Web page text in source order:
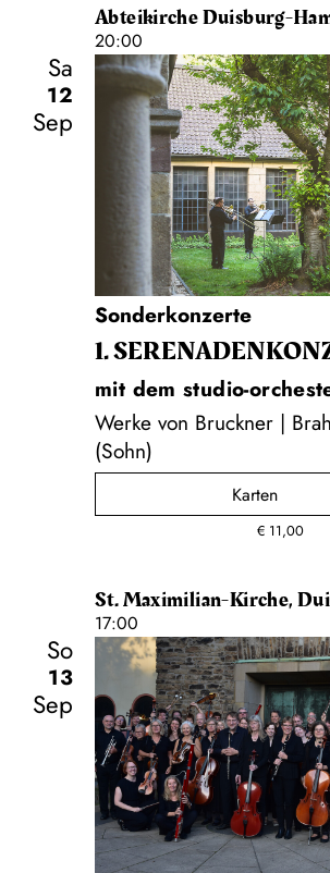
Abteikirche Duisburg-
20:00
Sa
12
Sep
Sonderkonzerte
1.
mit dem studio-
Werke von Bruckner |
(Sohn)
Karten
€ 11,00
St. Maximilian-Kirche,
17:00
So
13
Sep